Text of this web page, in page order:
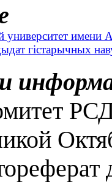
университет
гістарычных